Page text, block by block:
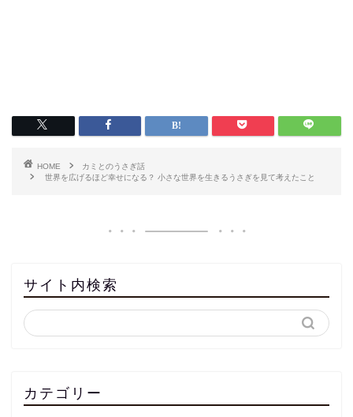
HOME
カミとのうさぎ話
世界を広げるほど幸せになる？ 小さな世界を生きるうさぎを見て考えたこと
サイト内検索
カテゴリー